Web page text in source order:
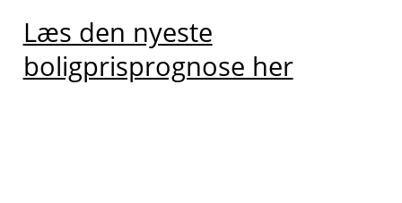
Læs den nyeste
boligprisprognose her